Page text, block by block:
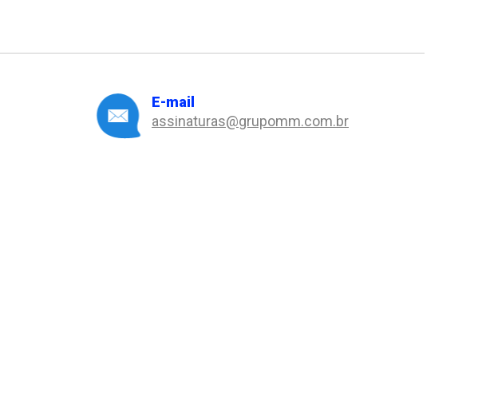
E-mail
assinaturas@grupomm.com.br